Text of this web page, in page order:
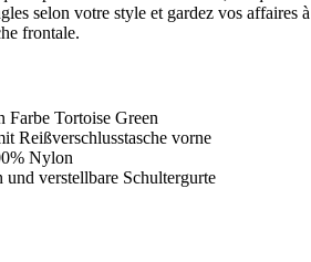
selon votre style et gardez vos affaires à
frontale.
Farbe Tortoise Green
Reißverschlusstasche vorne
Nylon
und verstellbare Schultergurte